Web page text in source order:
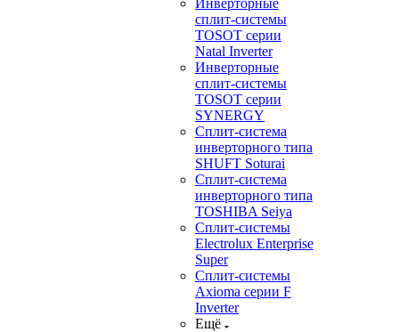
Инверторные
сплит-системы
TOSOT серии
Natal Inverter
Инверторные
сплит-системы
TOSOT серии
SYNERGY
Сплит-система
инверторного типа
SHUFT Soturai
Сплит-система
инверторного типа
TOSHIBA Seiya
Сплит-системы
Electrolux Enterprise
Super
Сплит-системы
Axioma серии F
Inverter
Ещё